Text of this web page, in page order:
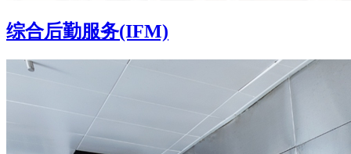
综合后勤服务(IFM)